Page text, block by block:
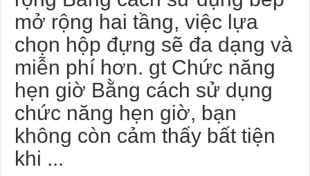
mở rộng hai tầng, việc lựa
chọn hộp đựng sẽ đa dạng và
miễn phí hơn. gt Chức năng
hẹn giờ Bằng cách sử dụng
chức năng hẹn giờ, bạn
không còn cảm thấy bất tiện
khi ...